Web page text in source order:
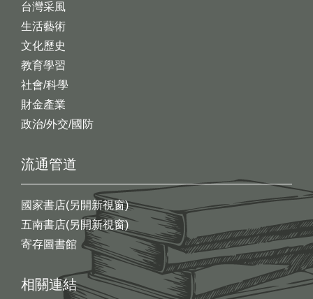
台灣采風
生活藝術
文化歷史
教育學習
社會/科學
財金產業
政治/外交/國防
流通管道
國家書店(另開新視窗)
五南書店(另開新視窗)
寄存圖書館
相關連結